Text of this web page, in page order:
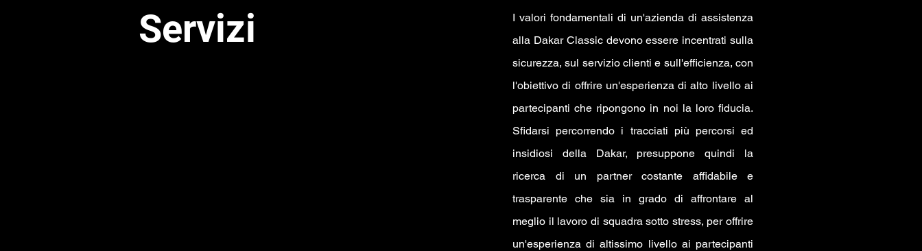
Servizi
I valori fondamentali di un'azienda di assistenza
alla Dakar Classic devono essere incentrati sulla
sicurezza, sul servizio clienti e sull'efficienza, con
l'obiettivo di offrire un'esperienza di alto livello ai
partecipanti che ripongono in noi la loro fiducia.
Sfidarsi percorrendo i tracciati più percorsi ed
insidiosi della Dakar, presuppone quindi la
ricerca di un partner costante affidabile e
trasparente che sia in grado di affrontare al
meglio il lavoro di squadra sotto stress, per offrire
un'esperienza di altissimo livello ai partecipanti